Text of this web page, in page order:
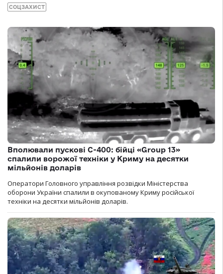
СОЦЗАХИСТ
Вполювали пускові С-400: бійці «Group 13»
спалили ворожої техніки у Криму на десятки
мільйонів доларів
Оператори Головного управління розвідки Міністерства
оборони України спалили в окупованому Криму російської
техніки на десятки мільйонів доларів.